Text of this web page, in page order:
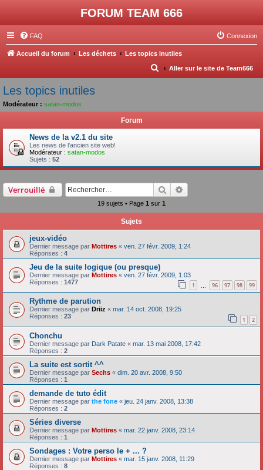
FORUM TEAM 666
FAQ Connexion
Accueil du forum Les déchets Les topics inutiles
Aller sur le site de Team666
R
h
r
Les topics inutiles
Modérateur : satan-modos
Forum
News de la v2.1 du site
Les news de l'ancien site web!
Modérateur : satan-modos
Sujets : 52
Verrouillé Rechercher
19 sujets • Page 1 sur 1
Sujets
jeux-vidéo
Dernier message par Mottires « ven. 27 févr. 2009, 1:24
Réponses : 4
Jeu de la suite logique (ou presque)
Dernier message par Mottires « ven. 27 févr. 2009, 1:03
Réponses : 1477 1 96 97 98 99
Rythme de parution
Dernier message par Driiz « mar. 14 oct. 2008, 19:25
Réponses : 23 1 2
Chonchu
Dernier message par Dark Patate « mar. 13 mai 2008, 17:42
Réponses : 2
La suite est sortit ^^
Dernier message par Sechs « dim. 20 avr. 2008, 9:50
Réponses : 1
demande de tuto édit
Dernier message par the fone « jeu. 24 janv. 2008, 13:38
Réponses : 2
Séries diverse
Dernier message par Mottires « mar. 22 janv. 2008, 23:14
Réponses : 1
Sondages : Votre perso le + ... ?
Dernier message par Mottires « mar. 15 janv. 2008, 11:29
Réponses : 8